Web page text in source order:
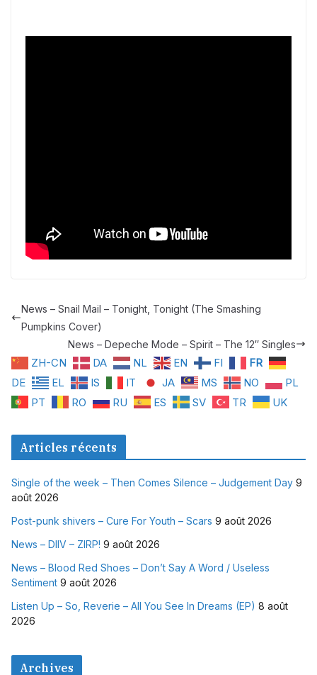
News – Snail Mail – Tonight, Tonight (The Smashing
Pumpkins Cover)
News – Depeche Mode – Spirit – The 12″ Singles
ZH-CN DA NL EN FI
FR
DE
EL IS IT JA MS NO
PL
PT
RO RU ES SV TR UK
Articles récents
Single of the week – Then Comes Silence – Judgement Day 9
août 2026
Post-punk shivers – Cure For Youth – Scars 9 août 2026
News – DIIV – ZIRP! 9 août 2026
News – Blood Red Shoes – Don’t Say A Word / Useless
Sentiment 9 août 2026
Listen Up – So, Reverie – All You See In Dreams (EP) 8 août
2026
Archives